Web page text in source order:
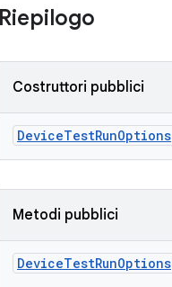
Riepilogo
Costruttori pubblici
DeviceTestRunOptions
Metodi pubblici
DeviceTestRunOptions